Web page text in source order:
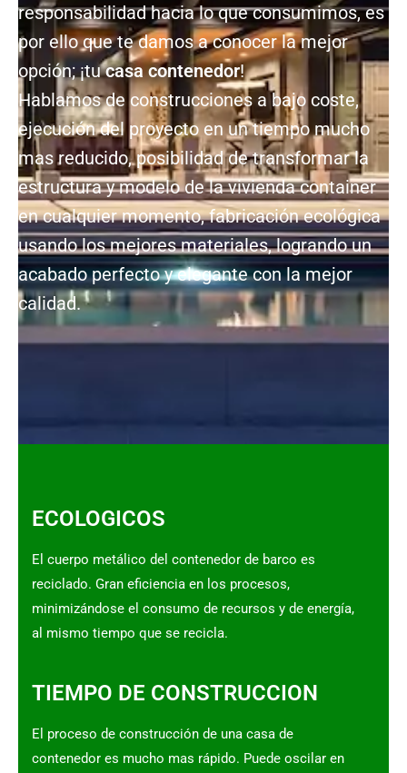
responsabilidad hacia lo que consumimos, es
por ello que te damos a conocer la mejor
opción; ¡tucasa contenedor!
Hablamos de construcciones a bajo coste,
ejecución del proyecto en un tiempo mucho
mas reducido, posibilidad de transformar la
estructura y modelo de la vivienda container
en cualquier momento, fabricación ecológica
usando los mejores materiales, logrando un
acabado perfecto y elegante con la mejor
calidad.
ECOLOGICOS
El cuerpo metálico del contenedor de barco es
reciclado. Gran eficiencia en los procesos,
minimizándose el consumo de recursos y de energía,
al mismo tiempo que se recicla.
TIEMPO DE CONSTRUCCION
El proceso de construcción de una casa de
contenedor es mucho mas rápido. Puede oscilar en